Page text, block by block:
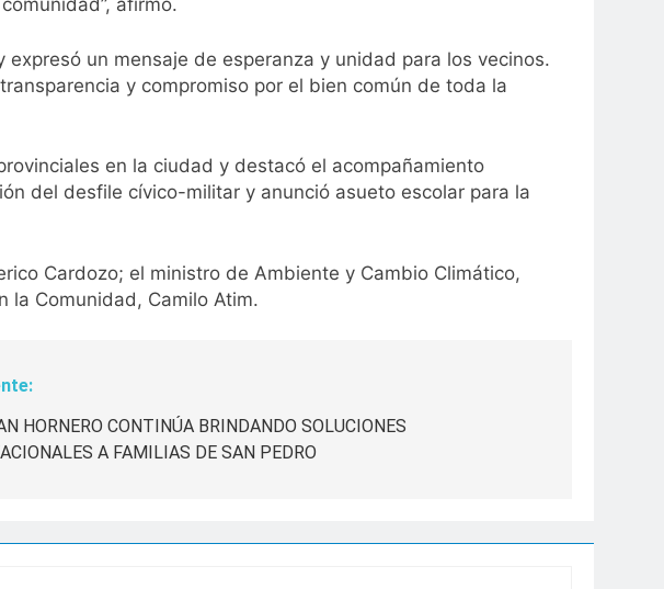
afirmó.
un mensaje de esperanza y unidad para los vecinos.
y compromiso por el bien común de toda la
en la ciudad y destacó el acompañamiento
del desfile cívico-militar y anunció asueto escolar para la
Cardozo; el ministro de Ambiente y Cambio Climático,
la Comunidad, Camilo Atim.
HORNERO CONTINÚA BRINDANDO SOLUCIONES
A FAMILIAS DE SAN PEDRO